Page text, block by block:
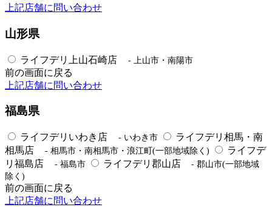
上記店舗に問い合わせ
山形県
ライフデリ上山石崎店 - 上山市・南陽市
前の画面に戻る
上記店舗に問い合わせ
福島県
ライフデリいわき店 - いわき市
ライフデリ相馬・南
相馬店
- 相馬市・南相馬市・浪江町(一部地域除く)
ライフデ
リ福島店
- 福島市 ライフデリ郡山店
- 郡山市(一部地域
除く)
前の画面に戻る
上記店舗に問い合わせ